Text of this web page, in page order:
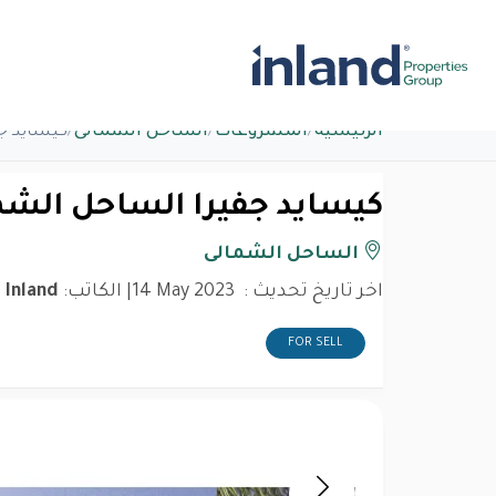
الرئيسية/المشروعات /الساحل الشمالى/كيسايد
كيسايد جفيرا الساحل
الساحل الشمالى
اخر تاريخ تحديث :
14 May 2023 | الكاتب: Inland
FOR SELL